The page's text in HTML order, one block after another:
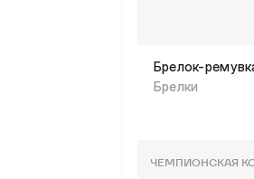
Брелок-
Брелки
ЧЕМПИОНСКАЯ